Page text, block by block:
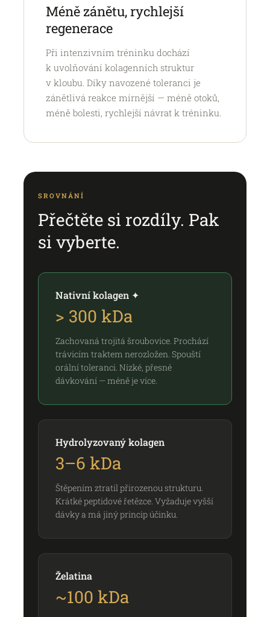
Méně zánětu, rychlejší
regenerace
Při intenzivním tréninku dochází
k uvolňování kolagenních struktur
v kloubu. Díky navozené toleranci je
zánětlivá reakce mírnější — méně otoků,
méně bolesti, rychlejší návrat k tréninku.
SROVNÁNÍ
Přečtěte si rozdíly. Pak
si vyberte.
Nativní kolagen ✦
> 300 kDa
Zachovaná trojitá šroubovice. Prochází
trávicím traktem nerozložen. Spouští
orální toleranci. Nízké, přesné
dávkování — méně je více.
Hydrolyzovaný kolagen
3–6 kDa
Štěpením ztratil přirozenou strukturu.
Krátké peptidové řetězce. Vyžaduje vyšší
dávky a má jiný princip účinku.
Želatina
~100 kDa